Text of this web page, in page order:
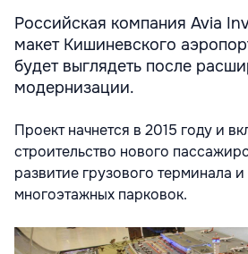
Российская компания Avia
макет Кишиневского
будет выглядеть после
модернизации.
Проект начнется в 2015 году и
строительство нового
развитие грузового терминала и
многоэтажных парковок.